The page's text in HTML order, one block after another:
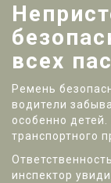
всех
Ремень
водители
особенно
транспортного
инспектор